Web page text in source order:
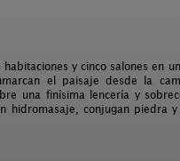
y cinco salones en
el paisaje desde la
una finísima lencería y
hidromasaje, conjugan piedra